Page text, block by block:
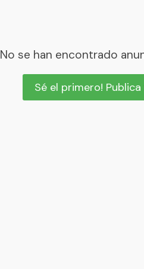
No se han encontrado
Sé el primero!